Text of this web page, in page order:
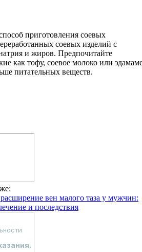
приготовления соевых
соевых изделий с
и жиров. Предпочитайте
как тофу, соевое молоко или
питательных веществ.
вен малого таза у мужчин:
и последствия